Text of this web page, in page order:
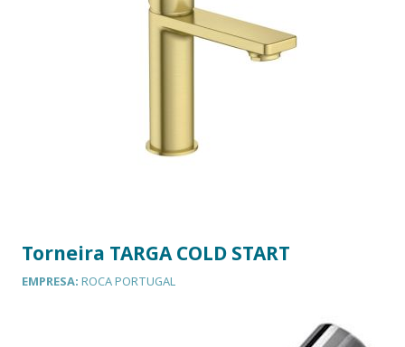
Torneira TARGA COLD START
EMPRESA: ROCA PORTUGAL